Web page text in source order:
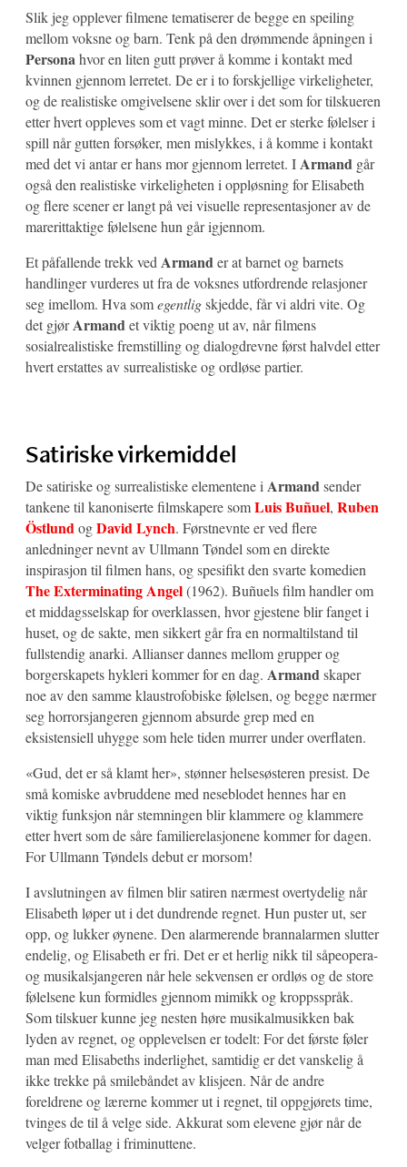
Slik jeg opplever filmene tematiserer de begge en speiling
mellom voksne og barn. Tenk på den drømmende åpningen i
Personahvor en liten gutt prøver å komme i kontakt med
kvinnen gjennom lerretet. De er i to forskjellige virkeligheter,
og de realistiske omgivelsene sklir over i det som for tilskueren
etter hvert oppleves som et vagt minne. Det er sterke følelser i
spill når gutten forsøker, men mislykkes, i å komme i kontakt
med det vi antar er hans mor gjennom lerretet. IArmand går
også den realistiske virkeligheten i oppløsning for Elisabeth
og flere scener er langt på vei visuelle representasjoner av de
marerittaktige følelsene hun går igjennom.
Et påfallende trekk vedArmander at barnet og barnets
handlinger vurderes ut fra de voksnes utfordrende relasjoner
seg imellom. Hva somegentligskjedde, får vi aldri vite. Og
det gjørArmandet viktig poeng ut av, når filmens
sosialrealistiske fremstilling og dialogdrevne først halvdel etter
hvert erstattes av surrealistiske og ordløse partier.
Satiriske virkemiddel
De satiriske og surrealistiske elementene i Armandsender
tankene til kanoniserte filmskapere somLuis Buñuel, Ruben
ÖstlundogDavid Lynch. Førstnevnte er ved flere
anledninger nevnt av Ullmann Tøndel som en direkte
inspirasjon til filmen hans, og spesifikt den svarte komedien
The Exterminating Angel(1962). Buñuels film handler om
et middagsselskap for overklassen, hvor gjestene blir fanget i
huset, og de sakte, men sikkert går fra en normaltilstand til
fullstendig anarki. Allianser dannes mellom grupper og
borgerskapets hykleri kommer for en dag. Armandskaper
noe av den samme klaustrofobiske følelsen, og begge nærmer
seg horrorsjangeren gjennom absurde grep med en
eksistensiell uhygge som hele tiden murrer under overflaten.
«Gud, det er så klamt her», stønner helsesøsteren presist. De
små komiske avbruddene med neseblodet hennes har en
viktig funksjon når stemningen blir klammere og klammere
etter hvert som de såre familierelasjonene kommer for dagen.
For Ullmann Tøndels debut er morsom!
I avslutningen av filmen blir satiren nærmest overtydelig når
Elisabeth løper ut i det dundrende regnet. Hun puster ut, ser
opp, og lukker øynene. Den alarmerende brannalarmen slutter
endelig, og Elisabeth er fri. Det er et herlig nikk til såpeopera-
og musikalsjangeren når hele sekvensen er ordløs og de store
følelsene kun formidles gjennom mimikk og kroppsspråk.
Som tilskuer kunne jeg nesten høre musikalmusikken bak
lyden av regnet, og opplevelsen er todelt: For det første føler
man med Elisabeths inderlighet, samtidig er det vanskelig å
ikke trekke på smilebåndet av klisjeen. Når de andre
foreldrene og lærerne kommer ut i regnet, til oppgjørets time,
tvinges de til å velge side. Akkurat som elevene gjør når de
velger fotballag i friminuttene.